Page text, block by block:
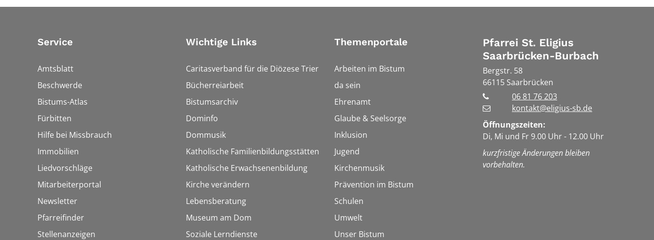
Service
Amtsblatt
Beschwerde
Bistums-Atlas
Fürbitten
Hilfe bei Missbrauch
Immobilien
Liedvorschläge
Mitarbeiterportal
Newsletter
Pfarreifinder
Stellenanzeigen
Wichtige Links
Caritasverband für die Diözese Trier
Bücherreiarbeit
Bistumsarchiv
Dominfo
Dommusik
Katholische Familienbildungsstätten
Katholische Erwachsenenbildung
Kirche verändern
Lebensberatung
Museum am Dom
Soziale Lerndienste
Themenportale
Arbeiten im Bistum
da sein
Ehrenamt
Glaube & Seelsorge
Inklusion
Jugend
Kirchenmusik
Prävention im Bistum
Schulen
Umwelt
Unser Bistum
Pfarrei St. Eligius
Saarbrücken-Burbach
Bergstr. 58
66115 Saarbrücken
06 81 76 203
kontakt@eligius-sb.de
Öffnungszeiten:
Di, Mi und Fr 9.00 Uhr - 12.00 Uhr
kurzfristige Änderungen bleiben
vorbehalten.